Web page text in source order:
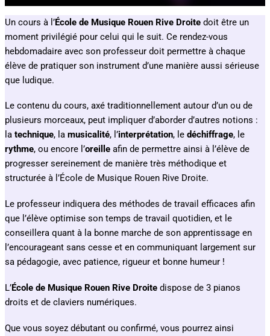
Un cours à l’École de Musique Rouen Rive Droite doit être un
moment privilégié pour celui qui le suit. Ce rendez-vous
hebdomadaire avec son professeur doit permettre à chaque
élève de pratiquer son instrument d’une manière aussi sérieuse
que ludique.
Le contenu du cours, axé traditionnellement autour d’un ou de
plusieurs morceaux, peut impliquer d’aborder d’autres notions :
la technique, la musicalité, l’interprétation, le déchiffrage, le
rythme, ou encore l’oreille afin de permettre ainsi à l’élève de
progresser sereinement de manière très méthodique et
structurée à l’École de Musique Rouen Rive Droite.
Le professeur indiquera des méthodes de travail efficaces afin
que l’élève optimise son temps de travail quotidien, et le
conseillera quant à la bonne marche de son apprentissage en
l’encourageant sans cesse et en communiquant largement sur
sa pédagogie, avec patience, rigueur et bonne humeur !
L’École de Musique Rouen Rive Droite dispose de 3 pianos
droits et de claviers numériques.
Que vous soyez débutant ou confirmé, vous pourrez ainsi